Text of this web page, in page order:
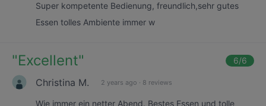
Super kompetente Bedienung, freundlich,sehr gutes
Essen tolles Ambiente immer w
"Excellent" 6/6
Christina M. 2 years ago · 8 reviews
Wie immer ein netter Abend. Bestes Essen und tolle